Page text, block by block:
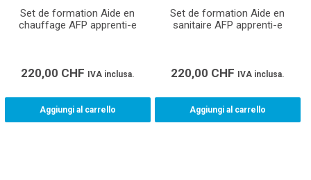
Set de formation Aide en
chauffage AFP apprenti-e
220,00 CHF IVA inclusa.
Aggiungi al carrello
Set de formation Aide en
sanitaire AFP apprenti-e
220,00 CHF IVA inclusa.
Aggiungi al carrello